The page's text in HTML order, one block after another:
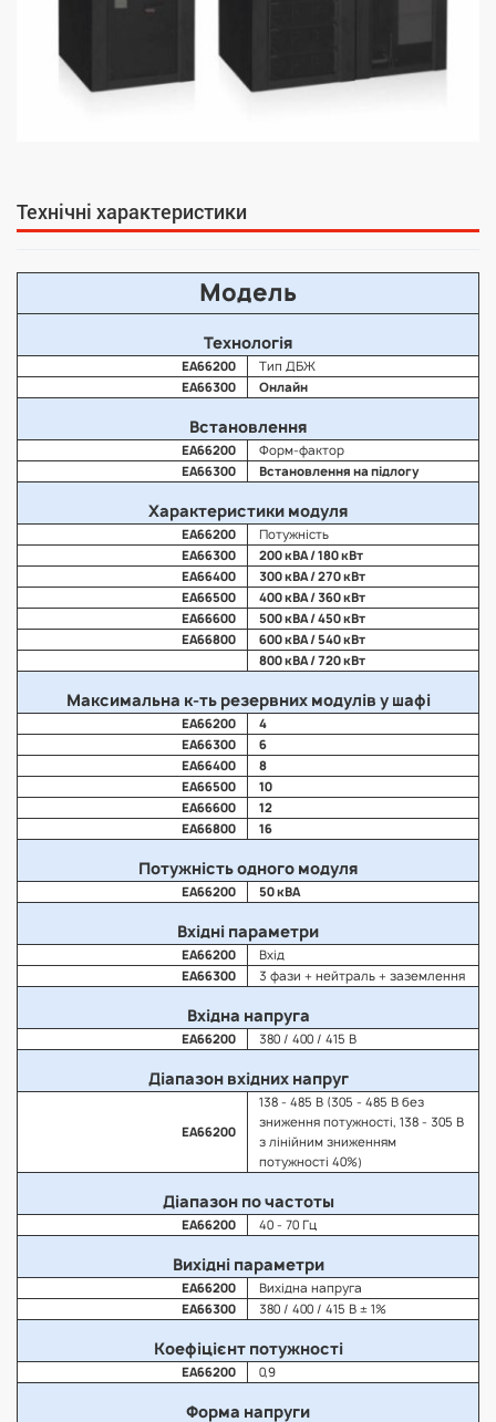
Технічні характеристики
Модель
Технологія
EA66200
Тип ДБЖ
EA66300
Онлайн
Встановлення
EA66200
Форм-фактор
EA66300
Встановлення на підлогу
Характеристики модуля
EA66200
Потужність
EA66300
200 кВА / 180 кВт
EA66400
300 кВА / 270 кВт
EA66500
400 кВА / 360 кВт
EA66600
500 кВА / 450 кВт
EA66800
600 кВА / 540 кВт
800 кВА / 720 кВт
Максимальна к-ть резервних модулів у шафі
EA66200
4
EA66300
6
EA66400
8
EA66500
10
EA66600
12
EA66800
16
Потужність одного модуля
EA66200 50 кВА
Вхідні параметри
EA66200
Вхід
EA66300
3 фази + нейтраль + заземлення
Вхідна напруга
EA66200 380 / 400 / 415 В
Діапазон вхідних напруг
EA66200
138 - 485 В (305 - 485 В без
зниження потужності, 138 - 305 В
з лінійним зниженням
потужності 40%)
Діапазон по частоты
EA66200 40 - 70 Гц
Вихідні параметри
EA66200
Вихідна напруга
EA66300
380 / 400 / 415 В ± 1%
Коефіцієнт потужності
EA66200 0,9
Форма напруги